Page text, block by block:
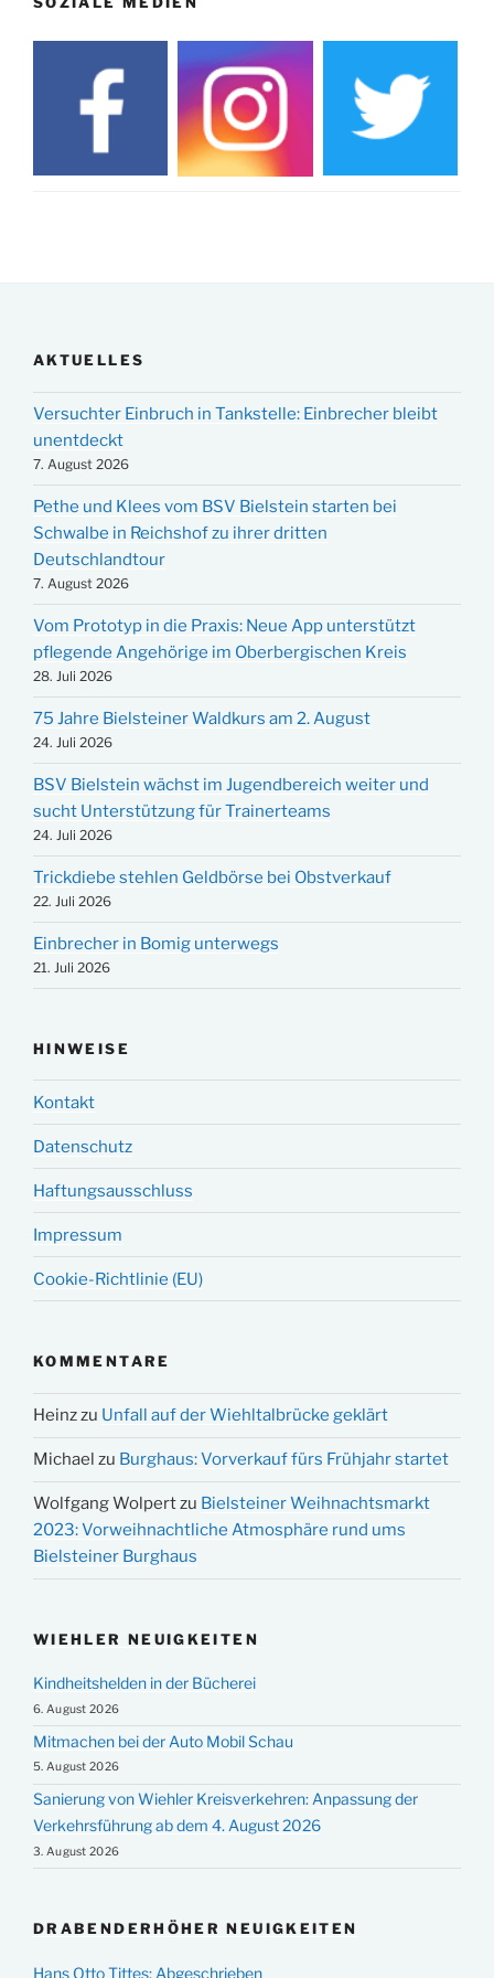
AKTUELLES
Versuchter Einbruch in Tankstelle: Einbrecher bleibt
unentdeckt
7. August 2026
Pethe und Klees vom BSV Bielstein starten bei
Schwalbe in Reichshof zu ihrer dritten
Deutschlandtour
7. August 2026
Vom Prototyp in die Praxis: Neue App unterstützt
pflegende Angehörige im Oberbergischen Kreis
28. Juli 2026
75 Jahre Bielsteiner Waldkurs am 2. August
24. Juli 2026
BSV Bielstein wächst im Jugendbereich weiter und
sucht Unterstützung für Trainerteams
24. Juli 2026
Trickdiebe stehlen Geldbörse bei Obstverkauf
22. Juli 2026
Einbrecher in Bomig unterwegs
21. Juli 2026
HINWEISE
Kontakt
Datenschutz
Haftungsausschluss
Impressum
Cookie-Richtlinie (EU)
KOMMENTARE
Heinzzu Unfall auf der Wiehltalbrücke geklärt
Michael zu Burghaus: Vorverkauf fürs Frühjahr startet
Wolfgang Wolpertzu Bielsteiner Weihnachtsmarkt
2023: Vorweihnachtliche Atmosphäre rund ums
Bielsteiner Burghaus
WIEHLER NEUIGKEITEN
Kindheitshelden in der Bücherei
6. August 2026
Mitmachen bei der Auto Mobil Schau
5. August 2026
Sanierung von Wiehler Kreisverkehren: Anpassung der
Verkehrsführung ab dem 4. August 2026
3. August 2026
DRABENDERHÖHER NEUIGKEITEN
Hans Otto Tittes: Abgeschrieben